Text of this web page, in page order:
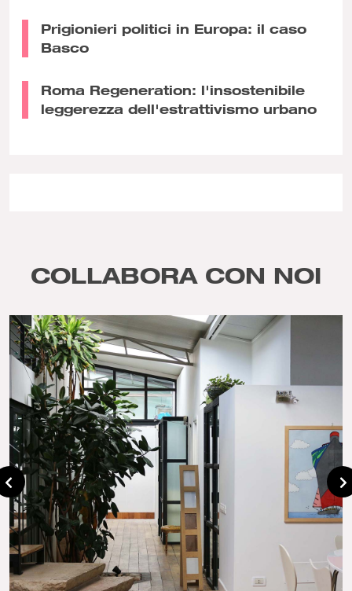
Prigionieri politici in Europa: il caso
Basco
Roma Regeneration: l'insostenibile
leggerezza dell'estrattivismo urbano
COLLABORA CON NOI